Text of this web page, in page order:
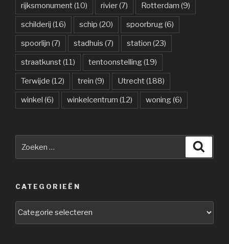
rijksmonument(10) rivier(7) Rotterdam (9)
schilderij (16) schip (20) spoorbrug(6)
spoorlijn (7) stadhuis (7) station (23)
straatkunst(11) tentoonstelling(19)
Terwijde (12) trein (9) Utrecht(188)
winkel (6) winkelcentrum (12) woning(6)
CATEGORIEËN